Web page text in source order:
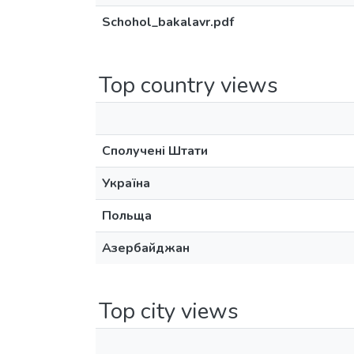
Schohol_bakalavr.pdf
Top country views
Сполучені Штати
Україна
Польща
Азербайджан
Top city views